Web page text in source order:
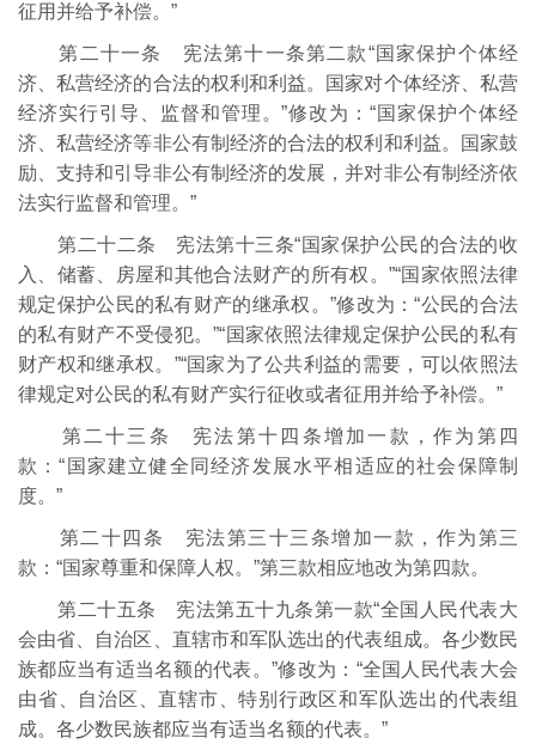
征用并给予补偿。”
第二十一条 宪法第十一条第二款“国家保护个体经
济、私营经济的合法的权利和利益。国家对个体经济、私营
经济实行引导、监督和管理。”修改为：“国家保护个体经
济、私营经济等非公有制经济的合法的权利和利益。国家鼓
励、支持和引导非公有制经济的发展，并对非公有制经济依
法实行监督和管理。”
第二十二条 宪法第十三条“国家保护公民的合法的收
入、储蓄、房屋和其他合法财产的所有权。”“国家依照法律
规定保护公民的私有财产的继承权。”修改为：“公民的合法
的私有财产不受侵犯。”“国家依照法律规定保护公民的私有
财产权和继承权。”“国家为了公共利益的需要，可以依照法
律规定对公民的私有财产实行征收或者征用并给予补偿。”
第二十三条 宪法第十四条增加一款，作为第四
款：“国家建立健全同经济发展水平相适应的社会保障制
度。”
第二十四条 宪法第三十三条增加一款，作为第三
款：“国家尊重和保障人权。”第三款相应地改为第四款。
第二十五条 宪法第五十九条第一款“全国人民代表大
会由省、自治区、直辖市和军队选出的代表组成。各少数民
族都应当有适当名额的代表。”修改为：“全国人民代表大会
由省、自治区、直辖市、特别行政区和军队选出的代表组
成。各少数民族都应当有适当名额的代表。”